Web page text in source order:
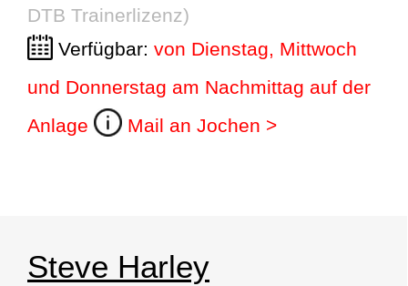
DTB Trainerlizenz)
Verfügbar: von Dienstag, Mittwoch
und Donnerstag am Nachmittag auf der
Anlage
Mail an Jochen >
Steve Harley